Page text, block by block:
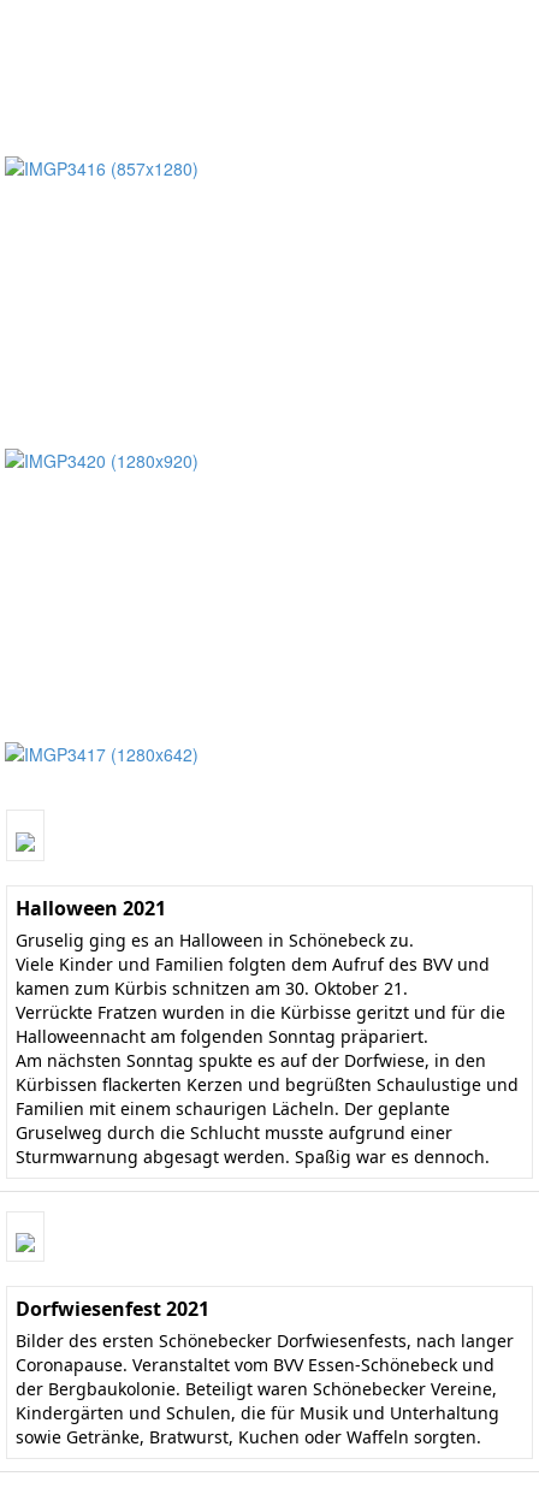
Halloween 2021
Gruselig ging es an Halloween in Schönebeck zu.
Viele Kinder und Familien folgten dem Aufruf des BVV und
kamen zum Kürbis schnitzen am 30. Oktober 21.
Verrückte Fratzen wurden in die Kürbisse geritzt und für die
Halloweennacht am folgenden Sonntag präpariert.
Am nächsten Sonntag spukte es auf der Dorfwiese, in den
Kürbissen flackerten Kerzen und begrüßten Schaulustige und
Familien mit einem schaurigen Lächeln. Der geplante
Gruselweg durch die Schlucht musste aufgrund einer
Sturmwarnung abgesagt werden. Spaßig war es dennoch.
Dorfwiesenfest 2021
Bilder des ersten Schönebecker Dorfwiesenfests, nach langer
Coronapause. Veranstaltet vom BVV Essen-Schönebeck und
der Bergbaukolonie. Beteiligt waren Schönebecker Vereine,
Kindergärten und Schulen, die für Musik und Unterhaltung
sowie Getränke, Bratwurst, Kuchen oder Waffeln sorgten.